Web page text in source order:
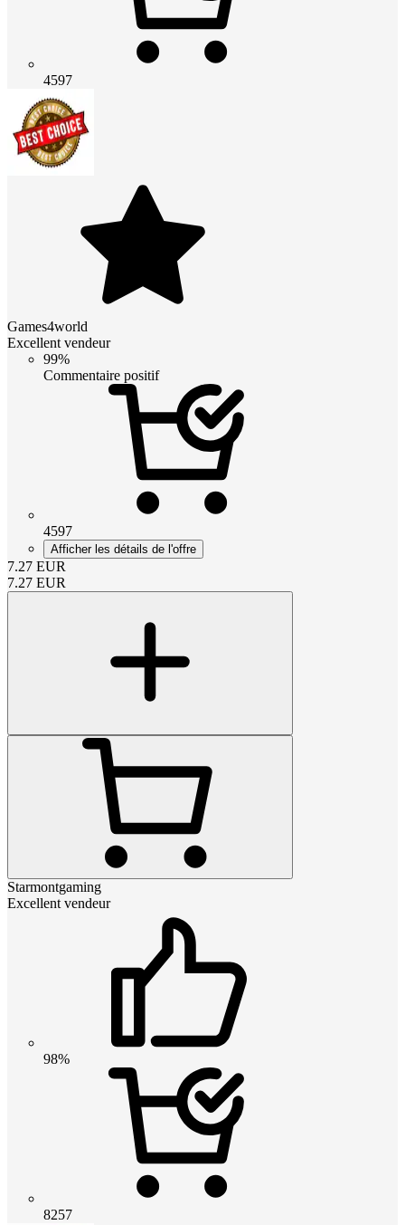
4597
Games4world
Excellent vendeur
99%
Commentaire positif
4597
Afficher les détails de l'offre
7.27 EUR
7.27 EUR
Starmontgaming
Excellent vendeur
98%
8257